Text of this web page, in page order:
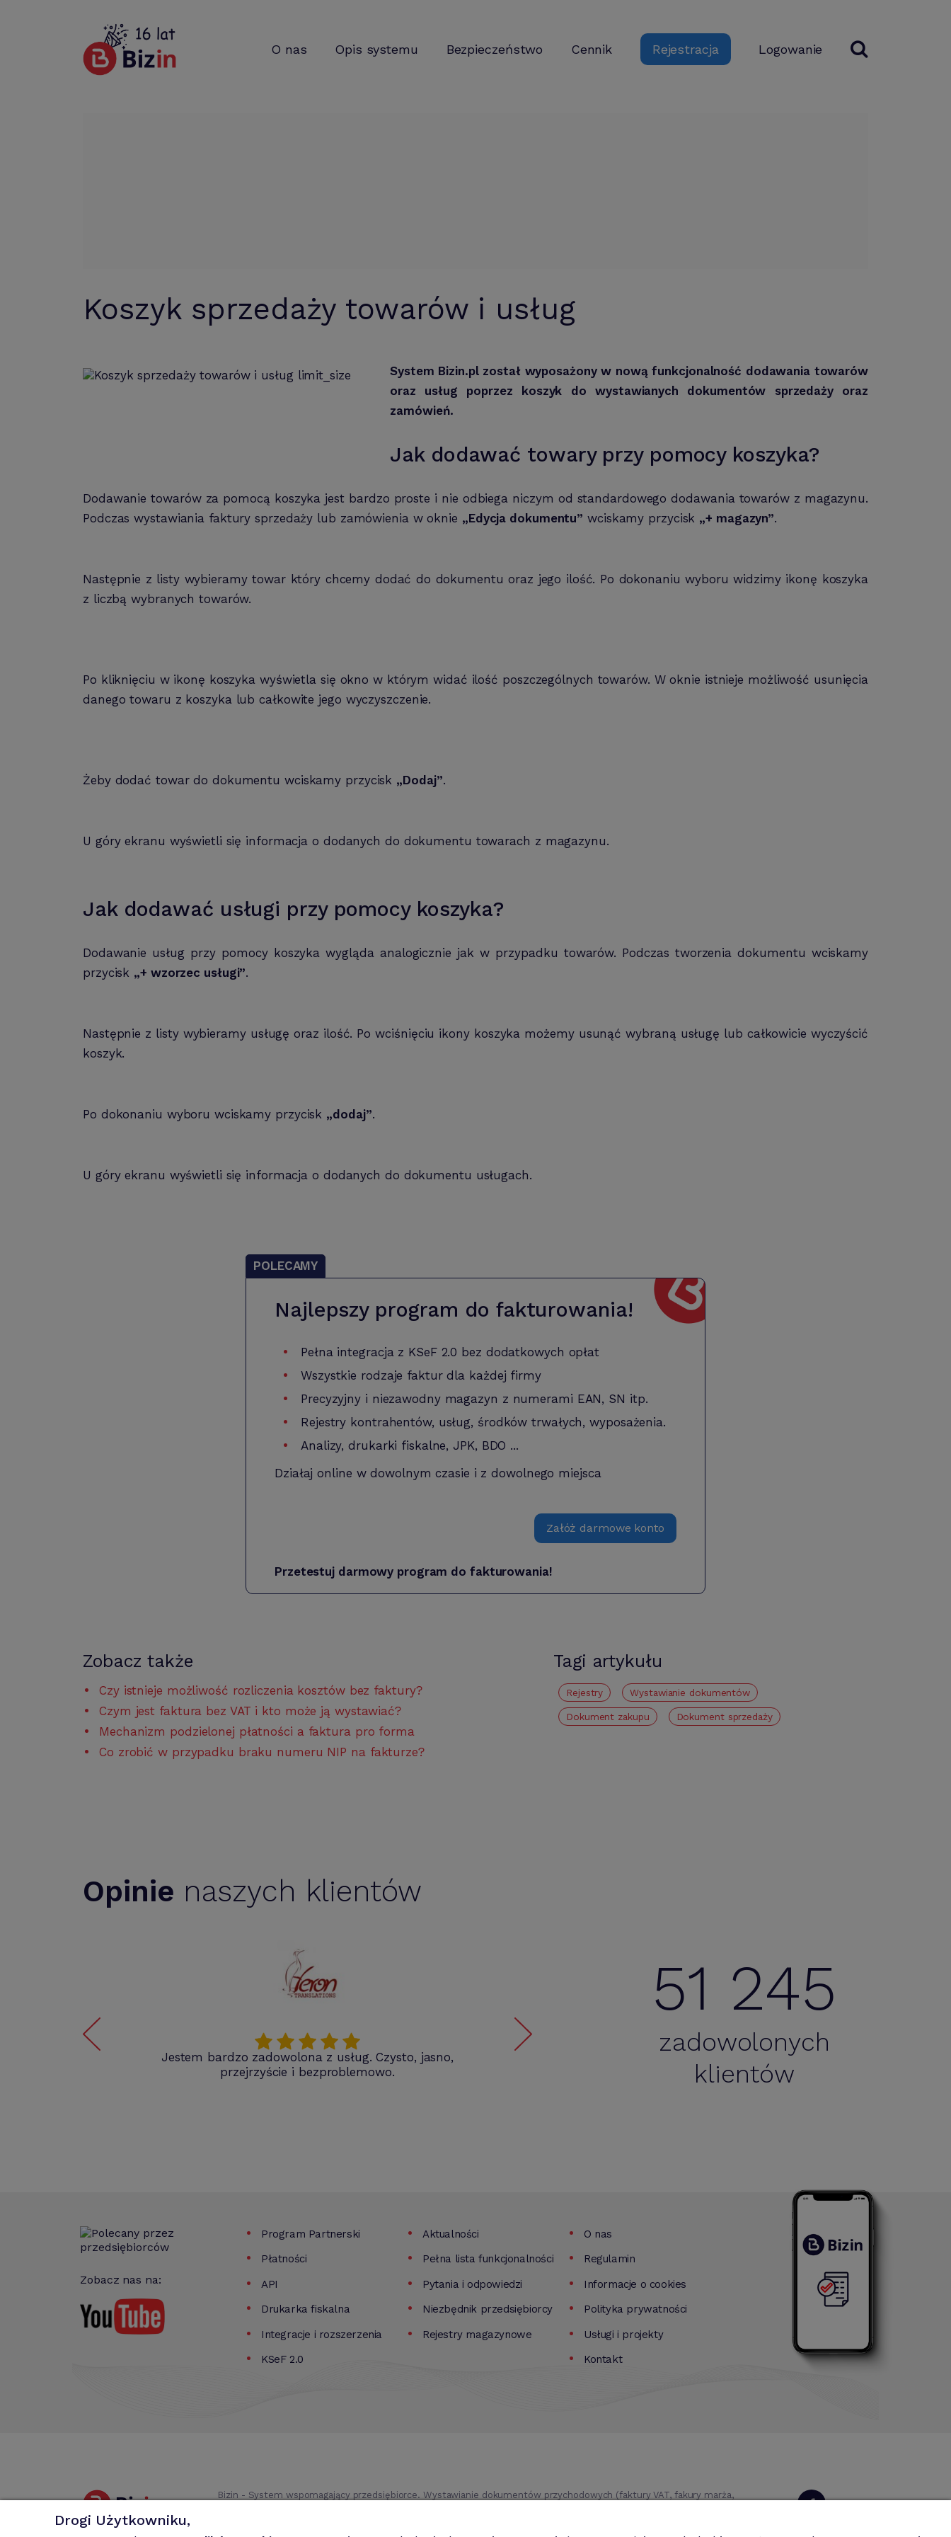
O nas Opis systemu Bezpieczeństwo Cennik Rejestracja Logowanie
Koszyk sprzedaży towarów i usług
System Bizin.pl został wyposażony w nową funkcjonalność dodawania towarów
oraz usług poprzez koszyk do wystawianych dokumentów sprzedaży oraz
zamówień.
Jak dodawać towary przy pomocy koszyka?
Dodawanie towarów za pomocą koszyka jest bardzo proste i nie odbiega niczym od standardowego dodawania towarów z magazynu.
Podczas wystawiania faktury sprzedaży lub zamówienia w oknie „Edycja dokumentu” wciskamy przycisk „+ magazyn”.
Następnie z listy wybieramy towar który chcemy dodać do dokumentu oraz jego ilość. Po dokonaniu wyboru widzimy ikonę koszyka
z liczbą wybranych towarów.
Po kliknięciu w ikonę koszyka wyświetla się okno w którym widać ilość poszczególnych towarów. W oknie istnieje możliwość usunięcia
danego towaru z koszyka lub całkowite jego wyczyszczenie.
Żeby dodać towar do dokumentu wciskamy przycisk „Dodaj”.
U góry ekranu wyświetli się informacja o dodanych do dokumentu towarach z magazynu.
Jak dodawać usługi przy pomocy koszyka?
Dodawanie usług przy pomocy koszyka wygląda analogicznie jak w przypadku towarów. Podczas tworzenia dokumentu wciskamy
przycisk „+ wzorzec usługi”.
Następnie z listy wybieramy usługę oraz ilość. Po wciśnięciu ikony koszyka możemy usunąć wybraną usługę lub całkowicie wyczyścić
koszyk.
Po dokonaniu wyboru wciskamy przycisk „dodaj”.
U góry ekranu wyświetli się informacja o dodanych do dokumentu usługach.
POLECAMY
Najlepszy program do fakturowania!
Pełna integracja z KSeF 2.0 bez dodatkowych opłat
Wszystkie rodzaje faktur dla każdej firmy
Precyzyjny i niezawodny magazyn z numerami EAN, SN itp.
Rejestry kontrahentów, usług, środków trwałych, wyposażenia.
Analizy, drukarki fiskalne, JPK, BDO ...
Działaj online w dowolnym czasie i z dowolnego miejsca
Załóż darmowe konto
Przetestuj darmowy program do fakturowania!
Zobacz także
Czy istnieje możliwość rozliczenia kosztów bez faktury?
Czym jest faktura bez VAT i kto może ją wystawiać?
Mechanizm podzielonej płatności a faktura pro forma
Co zrobić w przypadku braku numeru NIP na fakturze?
Tagi artykułu
Rejestry Wystawianie dokumentów
Dokument zakupu Dokument sprzedaży
Opinie naszych klientów
Jestem bardzo zadowolona z usług. Czysto, jasno,
przejrzyście i bezproblemowo.
Polecam Bizin.pl. My używamy go jako narzędzie dla
mobilnego przedstawiciela i sprawdza się. Często są
wprowadzane zmiany na prośbę użytkownika - co jest
51 245
zadowolonych
klientów
Zobacz nas na:
Program Partnerski
Płatności
API
Drukarka fiskalna
Integracje i rozszerzenia
KSeF 2.0
Aktualności
Pełna lista funkcjonalności
Pytania i odpowiedzi
Niezbędnik przedsiębiorcy
Rejestry magazynowe
O nas
Regulamin
Informacje o cookies
Polityka prywatności
Usługi i projekty
Kontakt
Bizin - System wspomagający przedsiębiorce. Wystawianie dokumentów przychodowych (faktury VAT, fakury marża,
Drogi Użytkowniku,